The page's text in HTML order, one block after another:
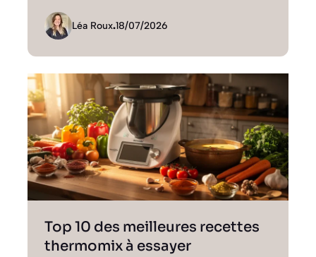
Léa Roux.18/07/2026
Top 10 des meilleures recettes
thermomix à essayer